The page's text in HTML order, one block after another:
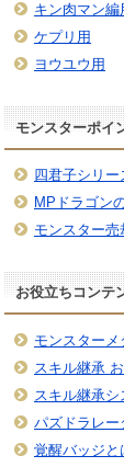
キン肉マン編
ケプリ用
ヨウユウ用
モンスターポイ
四君子シリー
MPドラゴン
モンスター売
お役立ちコンテ
モンスターメ
スキル継承
スキル継承シ
パズドラレー
覚醒バッジと